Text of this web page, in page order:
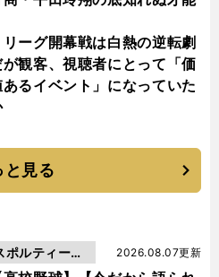
リーグ開幕戦は白熱の逆転劇
が観客、視聴者にとって「価
あるイベント」になっていた
と見る
2026.08.07更新
ポルティーバ